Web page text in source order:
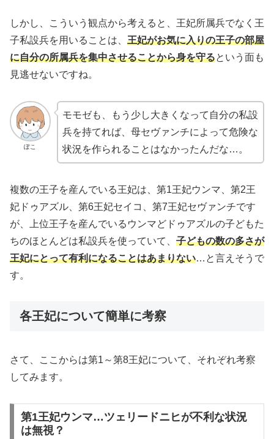
しかし、こういう観点から考えると、王妃所属兵でなく王
子私設兵を用いることは、 王妃がお気に入りの王子の部屋
に自分の所属兵を集中させることから身を守るという面も
見逃せないですね。
ぽこ
モモゼも、もう少し大きくなって自分の私設
兵を持てれば、母セヴァンチによって危険な
状況を作られることはなかったんだな…。
複数の王子を産んでいる王妃は、第1王妃ウンマ、第2王
妃ドゥアズル、第6王妃セイコ、第7王妃セヴァンチです
が、上位王子を産んでいるウンマどドゥアズルの子どもた
ちのほとんどは私設兵を使っていて、 子どもの数の多さが
王妃にとって有利になることはあまりない…と言えそうで
す。
各王妃について簡単に考察
さて、ここからは第1～第8王妃について、それぞれ考察
してみます。
第1王妃ウンマ…ツェリードニヒが不利な状況
は無視？